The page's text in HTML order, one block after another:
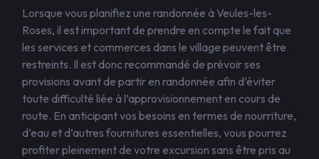
Lorsque vous planifiez une randonnée à Veules-les-
Roses, il est important de prendre en compte le fait que
les services et commerces dans le village peuvent être
restreints. Il est donc recommandé de prévoir ses
provisions avant de partir en randonnée afin d’éviter
toute difficulté liée à l’approvisionnement en cours de
route. En anticipant vos besoins en termes de nourriture,
d’eau et d’autres fournitures essentielles, vous pourrez
profiter pleinement de votre excursion sans être pris au